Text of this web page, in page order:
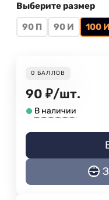
Выберите размер
90 П
90 И 100
0 БАЛЛОВ
90 ₽/шт.
В наличии